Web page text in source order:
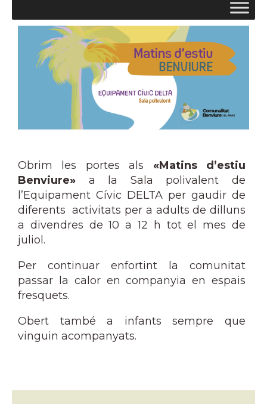
Obrim les portes als «Matins d’estiu
Benviure» a la Sala polivalent de
l’Equipament Cívic DELTA per gaudir de
diferents activitats per a adults de dilluns
a divendres de 10 a 12 h tot el mes de
juliol.
Per continuar enfortint la comunitat
passar la calor en companyia en espais
fresquets.
Obert també a infants sempre que
vinguin acompanyats.